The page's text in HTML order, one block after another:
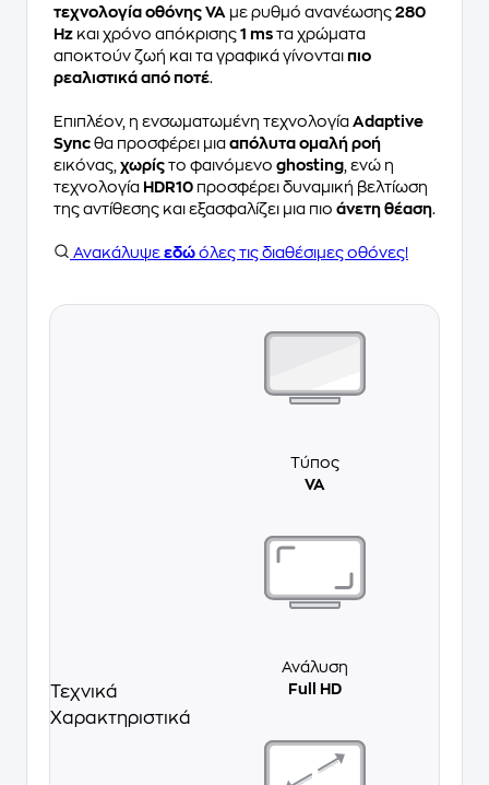
τεχνολογία οθόνης VA με ρυθμό ανανέωσης 280
Hz και χρόνο απόκρισης 1 ms τα χρώματα
αποκτούν ζωή και τα γραφικά γίνονται πιο
ρεαλιστικά από ποτέ.
Επιπλέον, η ενσωματωμένη τεχνολογία Adaptive
Sync θα προσφέρει μια απόλυτα ομαλή ροή
εικόνας, χωρίς το φαινόμενο ghosting , ενώ η
τεχνολογία HDR10 προσφέρει δυναμική βελτίωση
της αντίθεσης και εξασφαλίζει μια πιο άνετη θέαση.
Ανακάλυψε εδώ όλες τις διαθέσιμες οθόνες!
Τεχνικά
Χαρακτηριστικά
Τύπος
VA
Ανάλυση
Full HD